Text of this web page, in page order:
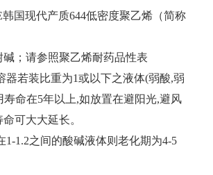
国现代产质644低密度聚乙烯（简称
；请参照聚乙烯耐药品性表
器若装比重为1或以下之液体(弱酸,弱
寿命在5年以上,如放置在避阳光,避风
可大大延长。
1-1.2之间的酸碱液体则老化期为4-5